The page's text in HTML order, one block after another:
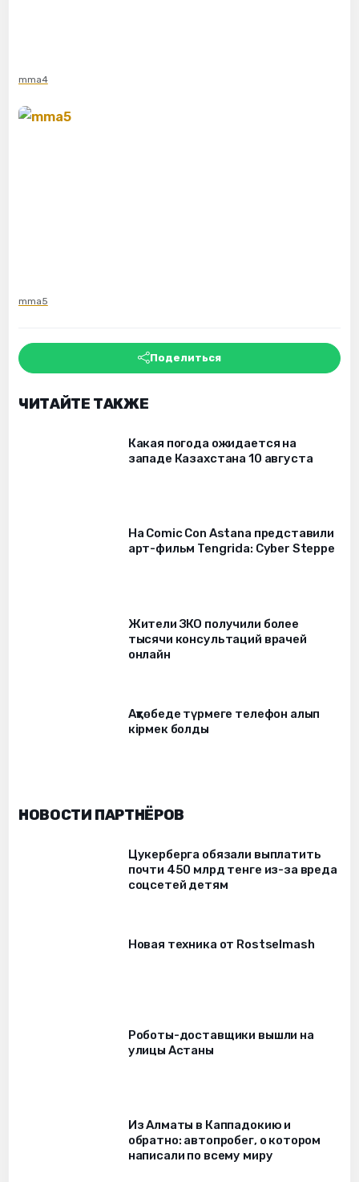
mma4
mma5
Поделиться
ЧИТАЙТЕ ТАКЖЕ
Какая погода ожидается на
западе Казахстана 10 августа
На Comic Con Astana представили
арт-фильм Tengrida: Cyber Steppe
Жители ЗКО получили более
тысячи консультаций врачей
онлайн
Ақтөбеде түрмеге телефон алып
кірмек болды
НОВОСТИ ПАРТНЁРОВ
Цукерберга обязали выплатить
почти 450 млрд тенге из-за вреда
соцсетей детям
Новая техника от Rostselmash
Роботы-доставщики вышли на
улицы Астаны
Из Алматы в Каппадокию и
обратно: автопробег, о котором
написали по всему миру